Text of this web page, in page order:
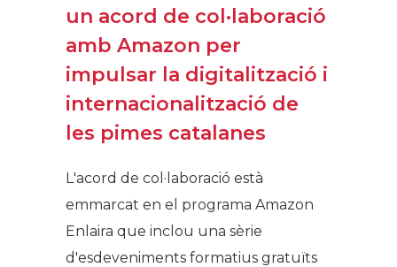
un acord de col·laboració
amb Amazon per
impulsar la digitalització i
internacionalització de
les pimes catalanes
L'acord de col·laboració està
emmarcat en el programa Amazon
Enlaira que inclou una sèrie
d'esdeveniments formatius gratuïts